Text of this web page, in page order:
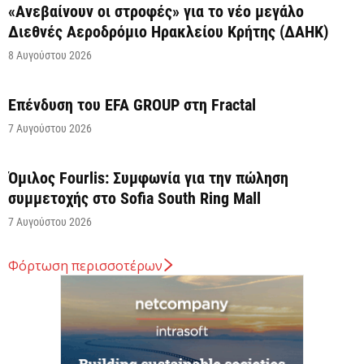
«Ανεβαίνουν οι στροφές» για το νέο μεγάλο
Διεθνές Αεροδρόμιο Ηρακλείου Κρήτης (ΔΑΗΚ)
8 Αυγούστου 2026
Επένδυση του EFA GROUP στη Fractal
7 Αυγούστου 2026
Όμιλος Fourlis: Συμφωνία για την πώληση
συμμετοχής στο Sofia South Ring Mall
7 Αυγούστου 2026
Σταύρος Καλαφάτης: «Έχουμε δημιουργήσει 20.000
νέες θέσεις εργασίας υψηλής εξειδίκευσης τα
τελευταία επτά χρόνια...
7 Αυγούστου 2026
Φόρτωση περισσοτέρων